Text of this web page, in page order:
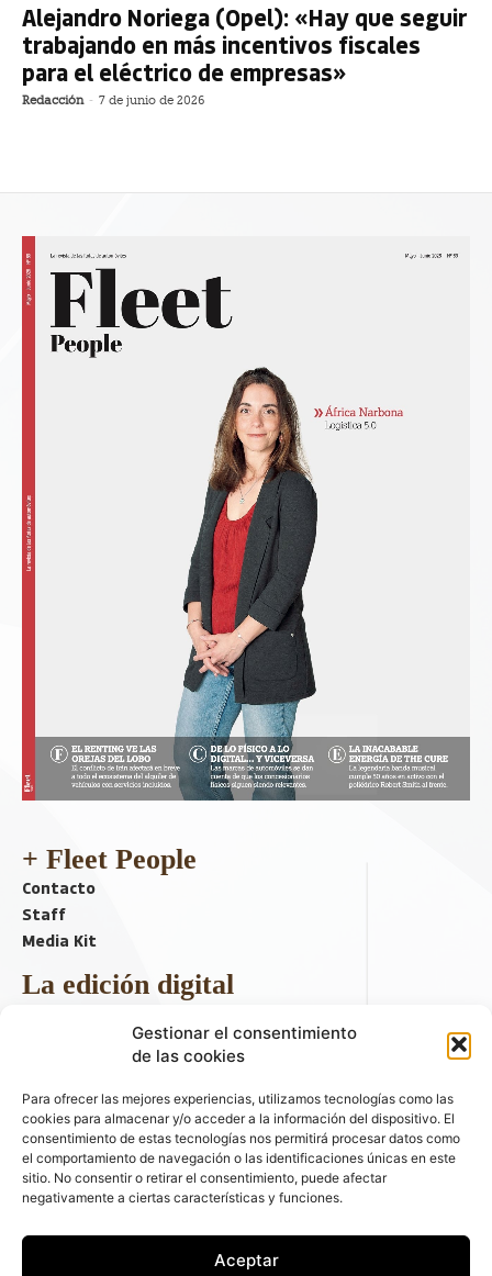
Gestionar el consentimiento
de las cookies
Para ofrecer las mejores experiencias, utilizamos tecnologías como las
cookies para almacenar y/o acceder a la información del dispositivo. El
consentimiento de estas tecnologías nos permitirá procesar datos como
el comportamiento de navegación o las identificaciones únicas en este
sitio. No consentir o retirar el consentimiento, puede afectar
negativamente a ciertas características y funciones.
Aceptar
Alejandro Noriega (Opel): «Hay que seguir
trabajando en más incentivos fiscales
para el eléctrico de empresas»
Redacción - 7 de junio de 2026
+ Fleet People
Contacto
Staff
Media Kit
La edición digital
Descargar último ejemplar
ir a hemeroteca
+ Contenido en redes sociales